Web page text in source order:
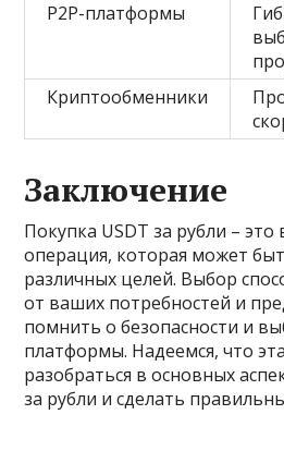
P2P-платформы
Криптообменники
Заключение
Покупка USDT за рубли – это
операция, которая может
различных целей. Выбор
от ваших потребностей и
помнить о безопасности и
платформы. Надеемся, что
разобраться в основных
за рубли и сделать